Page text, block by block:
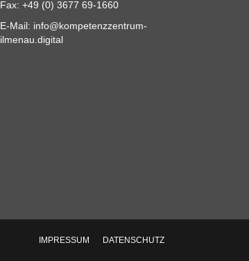
Fax: +49 (0) 3677 69-1660
E-Mail: info@kompetenzzentrum-
ilmenau.digital
IMPRESSUM DATENSCHUTZ